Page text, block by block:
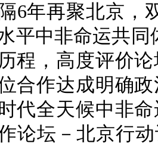
6年再聚北京，
平中非命运共同
程，高度评价
合作达成明确
代全天候中非
论坛－北京行